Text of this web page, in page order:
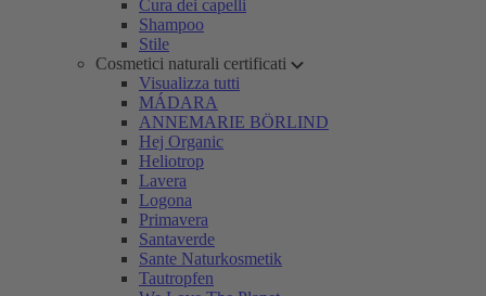
Cura dei capelli
Shampoo
Stile
Cosmetici naturali certificati
Visualizza tutti
MÁDARA
ANNEMARIE BÖRLIND
Hej Organic
Heliotrop
Lavera
Logona
Primavera
Santaverde
Sante Naturkosmetik
Tautropfen